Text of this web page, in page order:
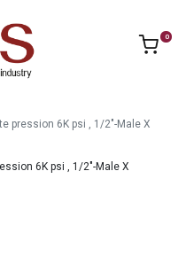
0
pression 6K psi , 1/2"-Male X